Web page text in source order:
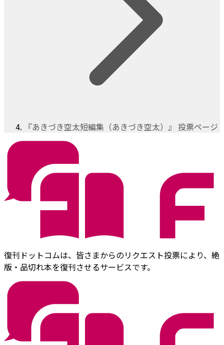
『あきづき空太短編集（あきづき空太）』 投票ページ
復刊ドットコムは、皆さまからのリクエスト投票により、絶
版・品切れ本を復刊させるサービスです。